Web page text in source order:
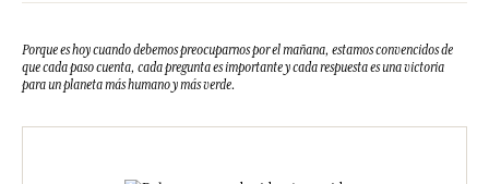
Porque es hoy cuando debemos preocuparnos por el mañana, estamos convencidos de
que cada paso cuenta, cada pregunta es importante y cada respuesta es una victoria
para un planeta más humano y más verde.